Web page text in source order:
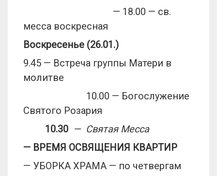
— 18.00 — св.
месса воскресная
Воскресенье (26.01.)
9.45 — Встреча группы Матери в
молитве
10.00 — Богослужение
Святого Розария
10.30 — Святая Месса
— ВРЕМЯ ОСВЯЩЕНИЯ КВАРТИР
— УБОРКА ХРАМА — по четвергам